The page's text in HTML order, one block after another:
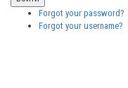
Forgot your password?
Forgot your username?